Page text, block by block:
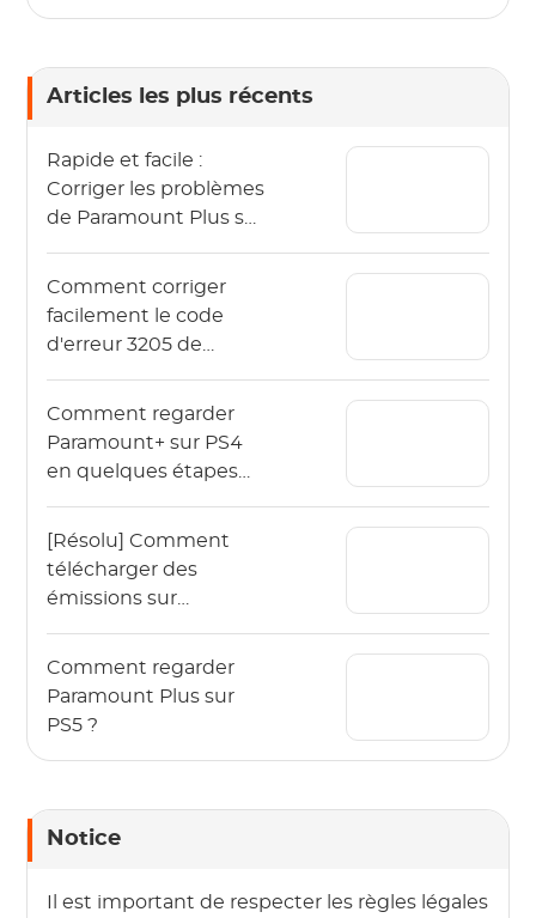
Articles les plus récents
Rapide et facile :
Corriger les problèmes
de Paramount Plus sur
Comment corriger
facilement le code
d'erreur 3205 de
Comment regarder
Paramount+ sur PS4
en quelques étapes
à jour 2025]
[Résolu] Comment
télécharger des
émissions sur
Comment regarder
Paramount Plus sur
PS5 ?
Notice
Il est important de respecter les règles légales